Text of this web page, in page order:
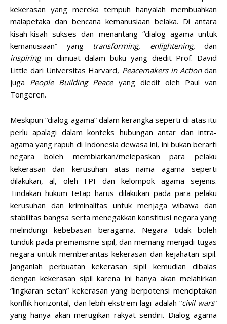
kekerasan yang mereka tempuh hanyalah membuahkan
malapetaka dan bencana kemanusiaan belaka. Di antara
kisah-kisah sukses dan menantang “dialog agama untuk
kemanusiaan” yang transforming, enlightening, dan
inspiring ini dimuat dalam buku yang diedit Prof. David
Little dari Universitas Harvard, Peacemakers in Actiondan
juga People Building Peace yang diedit oleh Paul van
Tongeren.
Meskipun “dialog agama” dalam kerangka seperti di atas itu
perlu apalagi dalam konteks hubungan antar dan intra-
agama yang rapuh di Indonesia dewasa ini, ini bukan berarti
negara boleh membiarkan/melepaskan para pelaku
kekerasan dan kerusuhan atas nama agama seperti
dilakukan, al, oleh FPI dan kelompok agama sejenis.
Tindakan hukum tetap harus dilakukan pada para pelaku
kerusuhan dan kriminalitas untuk menjaga wibawa dan
stabilitas bangsa serta menegakkan konstitusi negara yang
melindungi kebebasan beragama. Negara tidak boleh
tunduk pada premanisme sipil, dan memang menjadi tugas
negara untuk memberantas kekerasan dan kejahatan sipil.
Janganlah perbuatan kekerasan sipil kemudian dibalas
dengan kekerasan sipil karena ini hanya akan melahirkan
“lingkaran setan” kekerasan yang berpotensi menciptakan
konflik horizontal, dan lebih ekstrem lagi adalah “civil wars”
yang hanya akan merugikan rakyat sendiri. Dialog agama